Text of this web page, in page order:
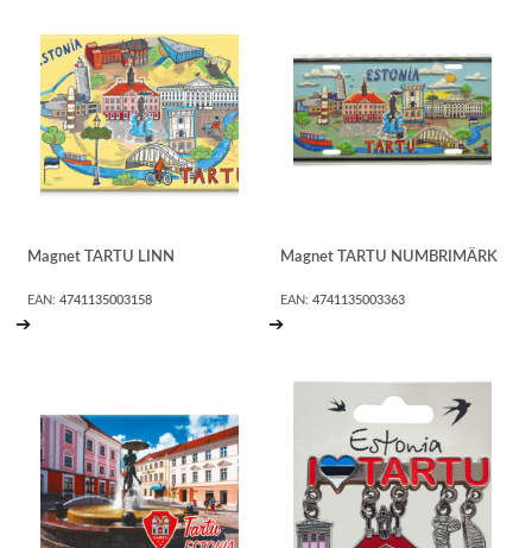
Magnet TARTU LINN
EAN:4741135003158
➔
Magnet TARTU NUMBRIMÄRK
EAN:4741135003363
➔